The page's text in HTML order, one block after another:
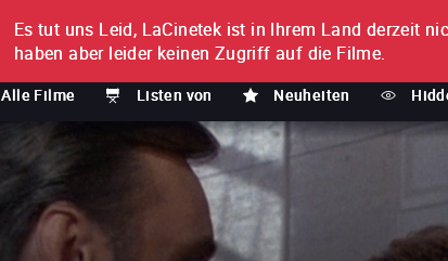
FILM FÜR FILM
Alle Filme Listen von Neuheiten
ABONNEMENT
Es tut uns Leid, LaCinetek ist in Ihrem Land derzeit
haben aber leider keinen Zugriff auf die Filme.